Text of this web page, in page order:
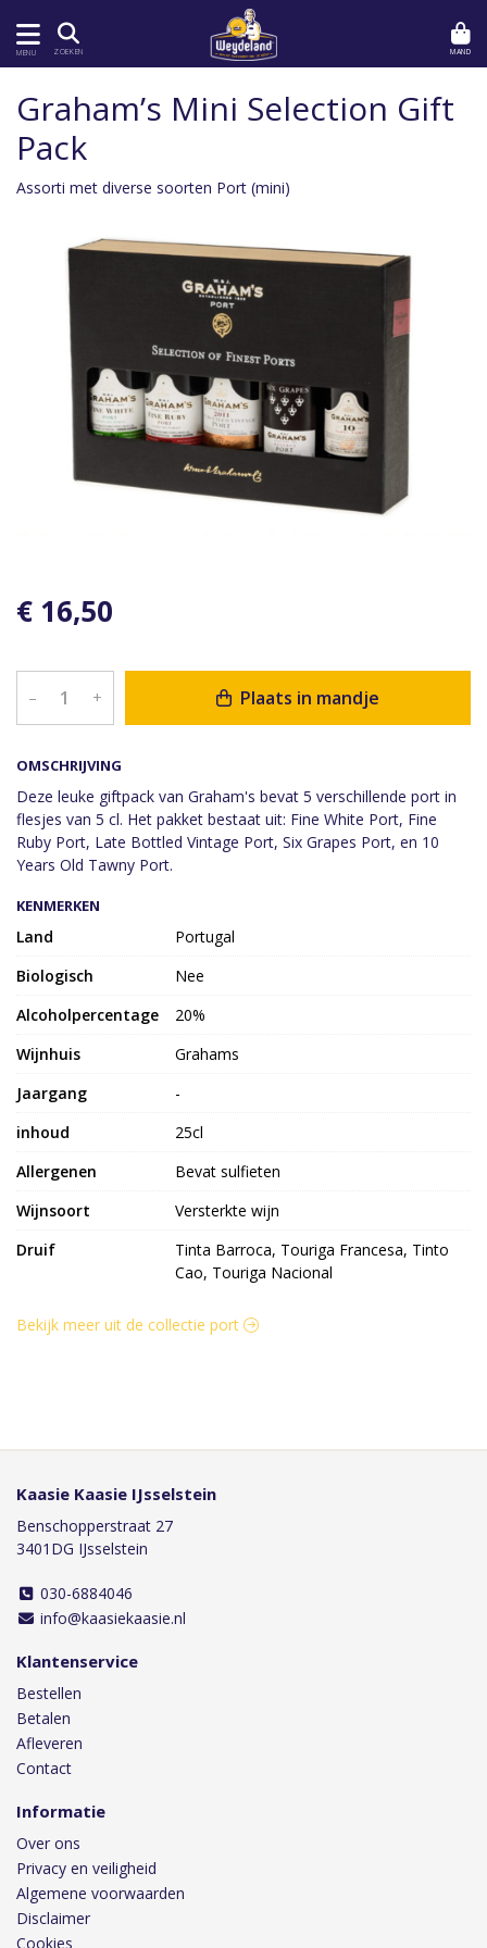
MENU ZOEKEN MAND
OMSCHRIJVING
Deze leuke giftpack van Graham's bevat 5 verschillende port in
flesjes van 5 cl. Het pakket bestaat uit: Fine White Port, Fine
Ruby Port, Late Bottled Vintage Port, Six Grapes Port, en 10
Years Old Tawny Port.
Graham’s Mini Selection Gift
Pack
Assorti met diverse soorten Port (mini)
€ 16,50
– + Plaats in mandje
KENMERKEN
Land
Portugal
Biologisch
Nee
Alcoholpercentage
20%
Wijnhuis
Grahams
Jaargang
-
inhoud
25cl
Allergenen
Bevat sulfieten
Wijnsoort
Versterkte wijn
Druif
Tinta Barroca, Touriga Francesa, Tinto
Cao, Touriga Nacional
Bekijk meer uit de collectie port
Kaasie Kaasie IJsselstein
Benschopperstraat 27
3401DG IJsselstein
030-6884046
info@kaasiekaasie.nl
Klantenservice
Bestellen
Betalen
Afleveren
Contact
Informatie
Over ons
Privacy en veiligheid
Algemene voorwaarden
Disclaimer
Cookies